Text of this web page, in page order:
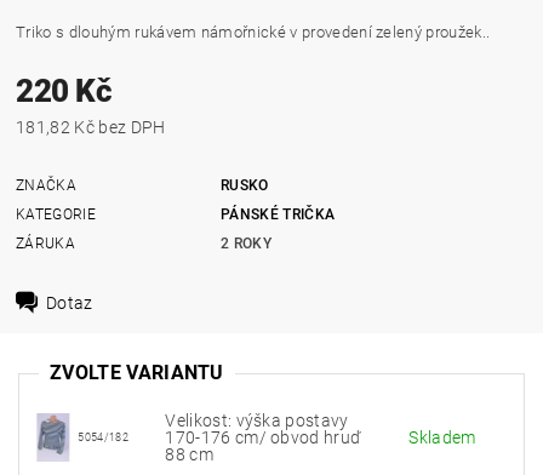
Triko s dlouhým rukávem námořnické v provedení zelený proužek..
220 Kč
181,82 Kč bez DPH
ZNAČKA
RUSKO
KATEGORIE
PÁNSKÉ TRIČKA
ZÁRUKA
2 ROKY
Dotaz
ZVOLTE VARIANTU
5054/182
Velikost: výška postavy
170-176 cm/ obvod hruď
88 cm
Skladem